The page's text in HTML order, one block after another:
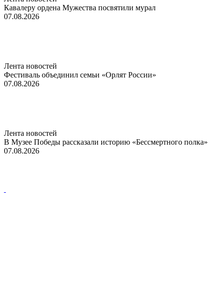
Кавалеру ордена Мужества посвятили мурал
07.08.2026
Лента новостей
Фестиваль объединил семьи «Орлят России»
07.08.2026
Лента новостей
В Музее Победы рассказали историю «Бессмертного полка»
07.08.2026